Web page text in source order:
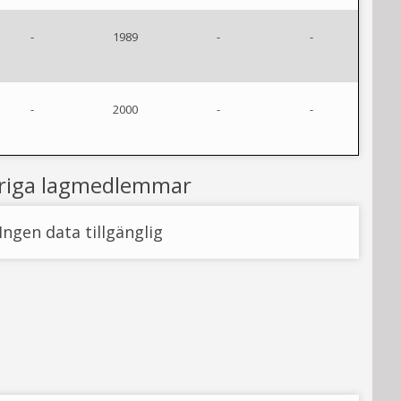
- 1989 - -
- 2000 - -
lagmedlemmar
Ingen data tillgänglig